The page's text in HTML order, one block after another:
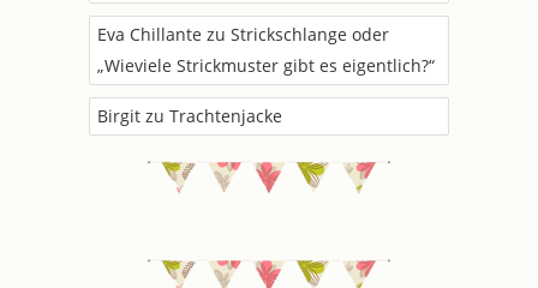
Eva Chillante zu Strickschlange oder
„Wieviele Strickmuster gibt es eigentlich?“
Birgit zu Trachtenjacke